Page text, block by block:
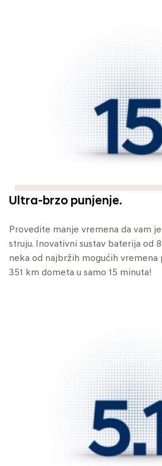
Ultra-brzo punjenje.
Provedite manje vremena da vam
struju. Inovativni sustav baterija od
neka od najbržih mogućih vremena
351 km dometa u samo 15 minuta!